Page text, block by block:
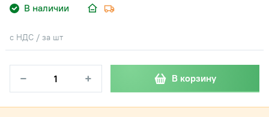
В наличии
с НДС / за шт
− + В корзину